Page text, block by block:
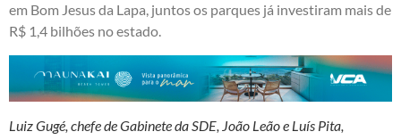
em Bom Jesus da Lapa, juntos os parques já investiram mais de
R$ 1,4 bilhões no estado.
Luiz Gugé, chefe de Gabinete da SDE, João Leão e Luís Pita,